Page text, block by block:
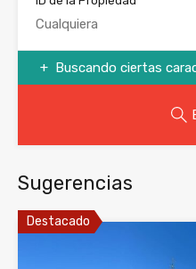
Buscando ciertas
Sugerencias
Destacado